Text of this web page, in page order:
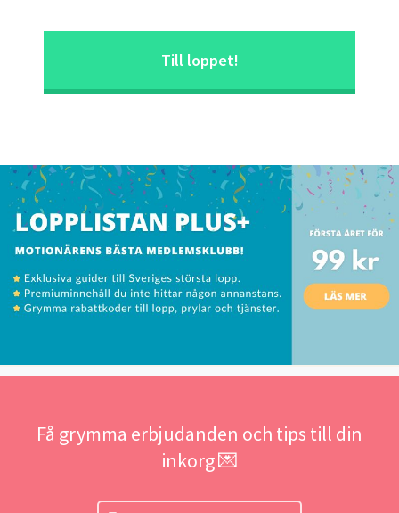
Till loppet!
Få grymma erbjudanden och tips till din
inkorg 💌